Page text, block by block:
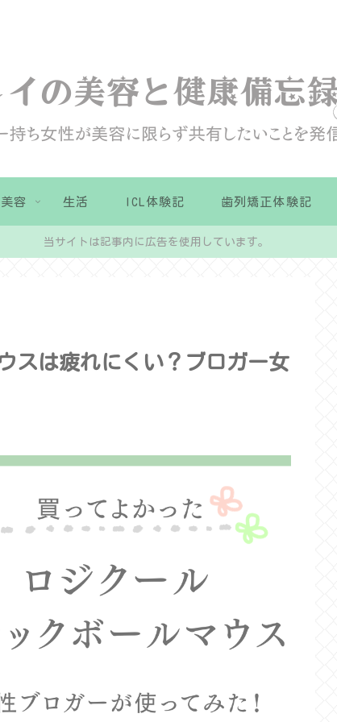
美容 生活 ICL体験記 歯列矯正体験記
当サイトは記事内に広告を使用しています。
スは疲れにくい？ブロガー女